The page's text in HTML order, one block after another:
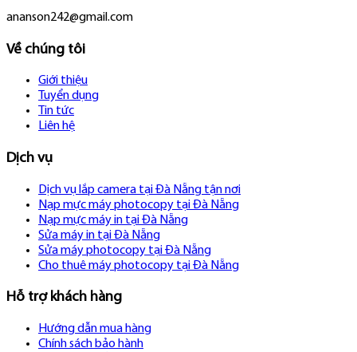
ananson242@gmail.com
Về chúng tôi
Giới thiệu
Tuyển dụng
Tin tức
Liên hệ
Dịch vụ
Dịch vụ lắp camera tại Đà Nẵng tận nơi
Nạp mực máy photocopy tại Đà Nẵng
Nạp mực máy in tại Đà Nẵng
Sửa máy in tại Đà Nẵng
Sửa máy photocopy tại Đà Nẵng
Cho thuê máy photocopy tại Đà Nẵng
Hỗ trợ khách hàng
Hướng dẫn mua hàng
Chính sách bảo hành